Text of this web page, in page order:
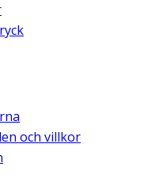
och villkor